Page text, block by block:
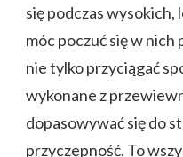
się podczas
móc poczuć się w
nie tylko przyciągać
wykonane z
dopasowywać się do
przyczepność. To